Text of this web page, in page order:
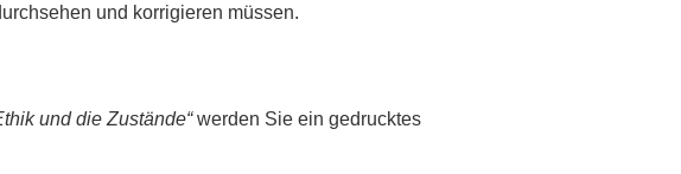
und korrigieren müssen.
und die Zustände“werden Sieein gedrucktes